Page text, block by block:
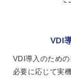
VDI
VDI導入のため
必要に応じて実